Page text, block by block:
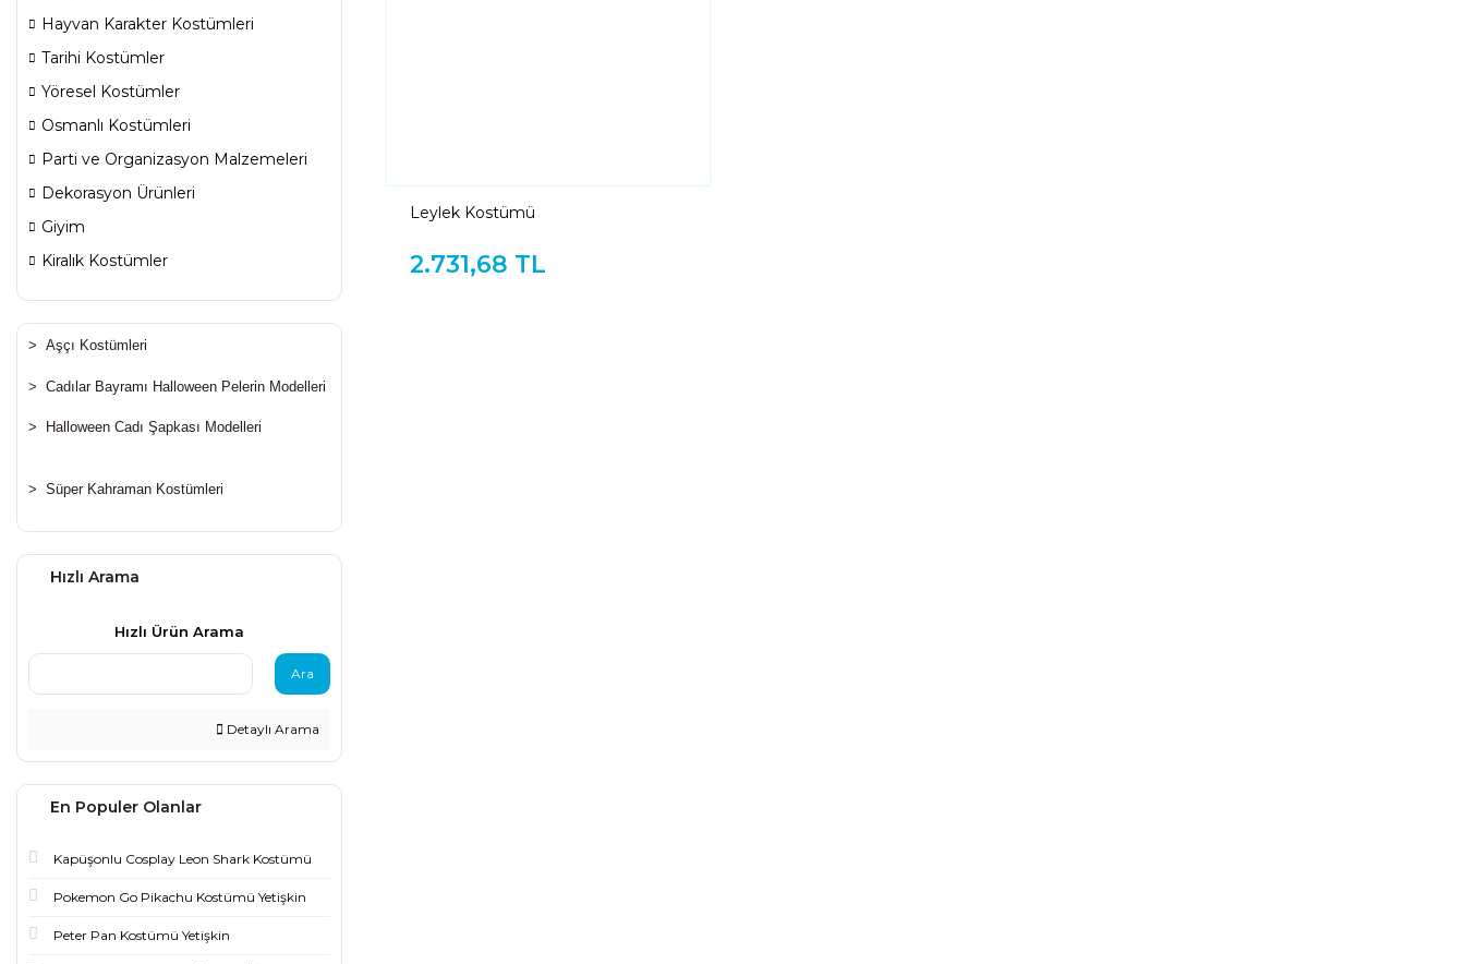
Hayvan Karakter Kostümleri
Tarihi Kostümler
Yöresel Kostümler
Osmanlı Kostümleri
Parti ve Organizasyon Malzemeleri
Dekorasyon Ürünleri
Giyim
Kiralık Kostümler
> Aşçı Kostümleri
> Cadılar Bayramı Halloween Pelerin Modelleri
> Halloween Cadı Şapkası Modelleri
> Süper Kahraman Kostümleri
Hızlı Arama
Hızlı Ürün Arama
Ara
Detaylı Arama
En Populer Olanlar
Kapüşonlu Cosplay Leon Shark Kostümü
Pokemon Go Pikachu Kostümü Yetişkin
Peter Pan Kostümü Yetişkin
Leylek Kostümü
2.731,68 TL